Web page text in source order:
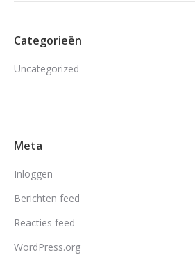
Categorieën
Uncategorized
Meta
Inloggen
Berichten feed
Reacties feed
WordPress.org